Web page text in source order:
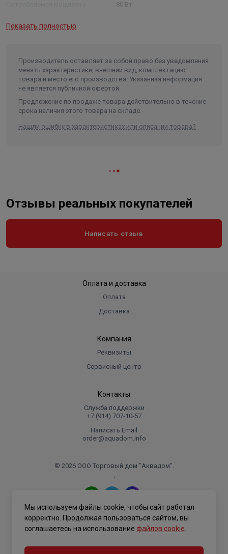
80 Вт
нагрева воды
Присоединительные размеры
вг 3/4", вхв 1/2", вгв 1/2", плко
3/4", олко 3/4"
Высота без упаковки 77 см
Длина (глубина) без упаковки 31,5 см
Показать полностью
Производитель оставляет за собой право без уведомления
менять характеристики, внешний вид, комплектацию
товара и место его производства. Указанная информация
не является публичной офертой.
Предложение по продаже товара действительно в течение
срока наличия этого товара на складе.
Нашли ошибку в характеристиках или описании товара?
Отзывы реальных покупателей
Написать отзыв
Оплата и доставка
Оплата
Доставка
Компания
Реквизиты
Сервисный центр
Контакты
Служба поддержки
+7 (914) 707‑10‑57
Написать Email
order@aquadom.info
© 2026 ООО Торговый дом "Аквадом".
.
Политика конфиденциальности
Мы используем файлы cookie, чтобы сайт работал
корректно. Продолжая пользоваться сайтом, вы
соглашаетесь на использование файлов cookie